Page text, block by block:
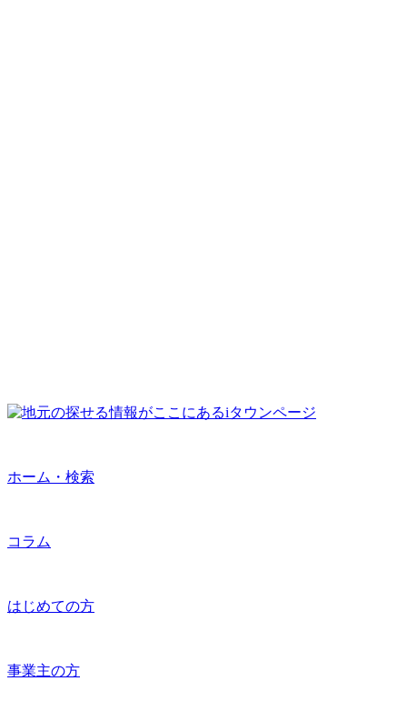
ホーム・検索
コラム
はじめての方
事業主の方